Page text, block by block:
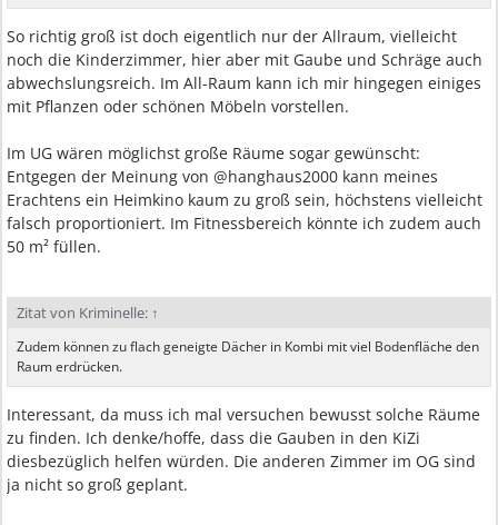
So richtig groß ist doch eigentlich nur der Allraum, vielleicht
noch die Kinderzimmer, hier aber mit Gaube und Schräge auch
abwechslungsreich. Im All-Raum kann ich mir hingegen einiges
mit Pflanzen oder schönen Möbeln vorstellen.
Im UG wären möglichst große Räume sogar gewünscht:
Entgegen der Meinung von @hanghaus2000 kann meines
Erachtens ein Heimkino kaum zu groß sein, höchstens vielleicht
falsch proportioniert. Im Fitnessbereich könnte ich zudem auch
50 m² füllen.
Zitat von Kriminelle: ↑
Zudem können zu flach geneigte Dächer in Kombi mit viel Bodenfläche den
Raum erdrücken.
Interessant, da muss ich mal versuchen bewusst solche Räume
zu finden. Ich denke/hoffe, dass die Gauben in den KiZi
diesbezüglich helfen würden. Die anderen Zimmer im OG sind
ja nicht so groß geplant.